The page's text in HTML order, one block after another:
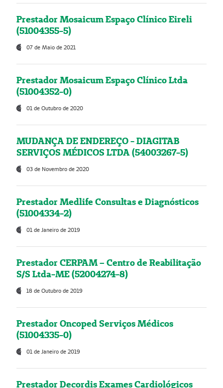
Prestador Mosaicum Espaço Clínico Eireli
(51004355-5)
07 de Maio de 2021
Prestador Mosaicum Espaço Clínico Ltda
(51004352-0)
01 de Outubro de 2020
MUDANÇA DE ENDEREÇO - DIAGITAB
SERVIÇOS MÉDICOS LTDA (54003267-5)
03 de Novembro de 2020
Prestador Medlife Consultas e Diagnósticos
(51004334-2)
01 de Janeiro de 2019
Prestador CERPAM – Centro de Reabilitação
S/S Ltda-ME (52004274-8)
18 de Outubro de 2019
Prestador Oncoped Serviços Médicos
(51004335-0)
01 de Janeiro de 2019
Prestador Decordis Exames Cardiológicos